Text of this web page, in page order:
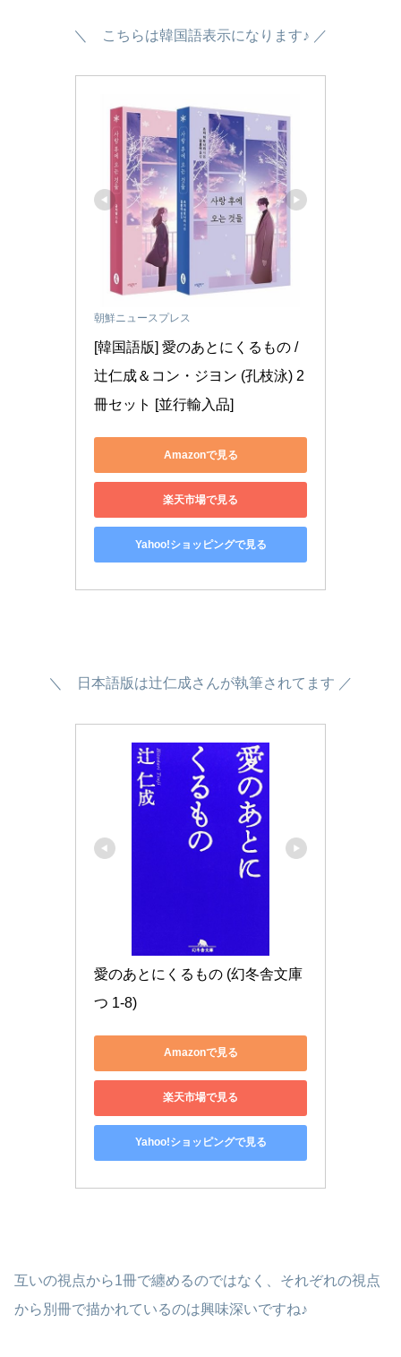
＼ こちらは韓国語表示になります♪ ／
朝鮮ニュースプレス
[韓国語版] 愛のあとにくるもの /
辻仁成＆コン・ジヨン (孔枝泳) 2
冊セット [並行輸入品]
Amazonで見る
楽天市場で見る
Yahoo!ショッピングで見る
＼ 日本語版は辻仁成さんが執筆されてます ／
愛のあとにくるもの (幻冬舎文庫
つ 1-8)
Amazonで見る
楽天市場で見る
Yahoo!ショッピングで見る
互いの視点から1冊で纏めるのではなく、それぞれの視点
から別冊で描かれているのは興味深いですね♪